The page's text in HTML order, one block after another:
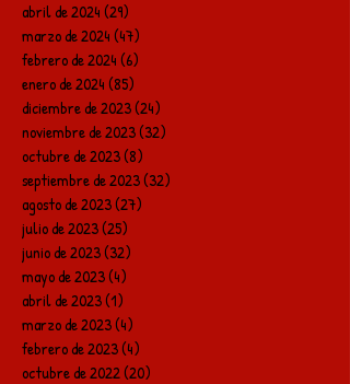
abril de 2024(29)
marzo de 2024(47)
febrero de 2024(6)
enero de 2024(85)
diciembre de 2023(24)
noviembre de 2023(32)
octubre de 2023(8)
septiembre de 2023(32)
agosto de 2023(27)
julio de 2023(25)
junio de 2023(32)
mayo de 2023(4)
abril de 2023(1)
marzo de 2023(4)
febrero de 2023(4)
octubre de 2022(20)